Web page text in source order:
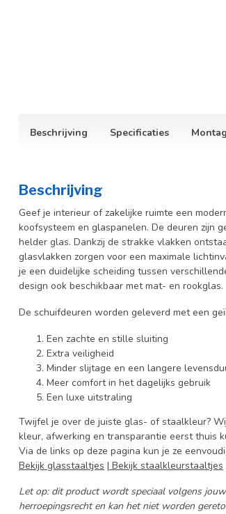
Beschrijving Specificaties
Beschrijving
Geef je interieur of zakelijke ruimte een
koofsysteem en glaspanelen. De deuren zijn
helder glas. Dankzij de strakke vlakken
glasvlakken zorgen voor een maximale
je een duidelijke scheiding tussen
design ook beschikbaar met mat- en rookglas.
De schuifdeuren worden geleverd met een
Een zachte en stille sluiting
Extra veiligheid
Minder slijtage en een langere
Meer comfort in het dagelijks gebruik
Een luxe uitstraling
Twijfel je over de juiste glas- of staalkleur?
kleur, afwerking en transparantie eerst thuis
Via de links op deze pagina kun je ze
Bekijk glasstaaltjes | Bekijk staalkleurstaaltjes
Let op: dit product wordt speciaal volgens
herroepingsrecht en kan het niet worden